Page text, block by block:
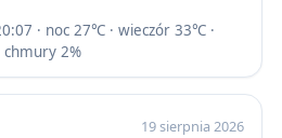
· noc 27℃ · wieczór 33℃ ·
chmury 2%
19 sierpnia 2026